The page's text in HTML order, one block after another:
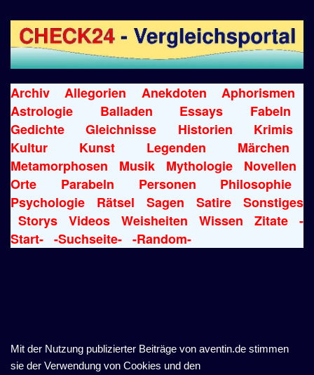
Archiv Allegorien Anekdoten
Aphorismen
Astrologie
Balladen Essays
Fabeln
Gedichte
Gleichnisse Historien
Krimis
Kultur
Kunst Legenden
Märchen
Metamorphosen
Musik Mythologie
Novellen
Orte
Parabeln Personen
Philosophie
Psychologie
Rätsel Sagen Satire
Sonstiges
Storys
Videos Weisheiten Wissen Zitate
-
Start- -Suchseite- -Random-
Mit der Nutzung publizierter Beiträge von aventin.de stimmen
sie der Verwendung von Cookies und den